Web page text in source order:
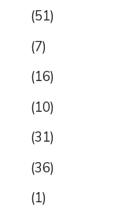
(51)
(7)
(16)
(10)
(31)
(36)
(1)